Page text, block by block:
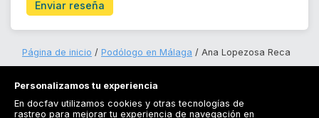
Enviar reseña
Página de inicio Podólogo en Málaga Ana Lopezosa Reca
Personalizamos tu experiencia
En docfav utilizamos cookies y otras tecnologías de
rastreo para mejorar tu experiencia de navegación en